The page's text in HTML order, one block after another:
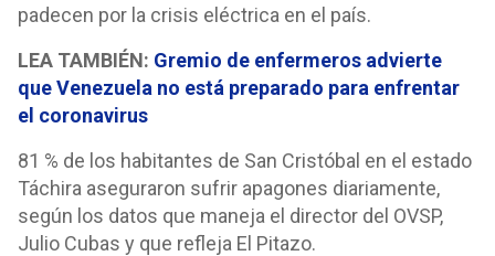
padecen por la crisis eléctrica en el país.
LEA TAMBIÉN: Gremio de enfermeros advierte
que Venezuela no está preparado para enfrentar
el coronavirus
81 % de los habitantes de San Cristóbal en el estado
Táchira aseguraron sufrir apagones diariamente,
según los datos que maneja el director del OVSP,
Julio Cubas y que refleja El Pitazo.